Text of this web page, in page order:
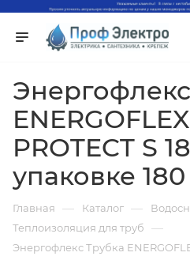
PROTECT S
упаковке
Главная — Каталог —
Теплоизоляция для труб —
Энергофлекс Трубка